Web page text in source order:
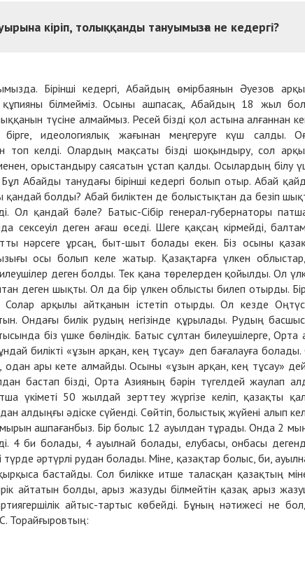
кіріп, толыққанды тануымызға не кедергі?
Бірінші кедергі, Абайдың өмірбаянын Әуезов
білмейміз. Осыны ашпасақ, Абайдың 18 жыл
түсіне алмаймыз. Ресей бізді қол астына алғаннан
идеологиялық жағынан меңгеруге күш салды.
топ келді. Олардың мақсаты бізді шоқындыру, сол
орыстандыру саясатын ұстап қалды. Осылардың білу
Бұл Абайды танудағы бірінші кедергі болып отыр. Абай
болды? Абай биліктен де болыстықтан да безіп
Ол қандай бәле? Батыс-Сібір генерал-губернаторы
деген ағаш өседі. Шеге қақсаң кірмейді,
нәрсеге ұрсаң, быт-шыт болады екен. Біз осыны
осы болып келе жатыр. Қазақтарға үлкен
деген болды. Тек қана төрелерден қойылды. Ол
деген шықты. Ол да бір үлкен облысты билеп отырды.
арқылы айтқанын істетіп отырды. Ол кезде
Ондағы билік рудың негізінде құрылады. Рудың
біз үшке бөліндік. Батыс сұлтан билеушілерге, Орта
билікті «ұзын арқан, кең тұсау» деп бағалауға
ары кете алмайды. Осыны «ұзын арқан, кең тұсау»
бастап бізді, Орта Азияның бәрін түгелдей жаулап
үкіметі 50 жылдай зерттеу жүргізе келіп, қазақты
алдыңғы әдіске сүйенді. Сөйтіп, болыстық жүйені алып
ашпағанбыз. Бір болыс 12 ауылдан тұрады. Онда 2
4 би болады, 4 ауылнай болады, елубасы, онбасы
әртүрлі рудан болады. Міне, қазақтар болыс, би,
бастайды. Сол билікке итше таласқан қазақтың
айтатын болды, арыз жазуды білмейтін қазақ арыз
айтыс-тартыс көбейді. Бұның нәтижесі не
Торайғыровтың: